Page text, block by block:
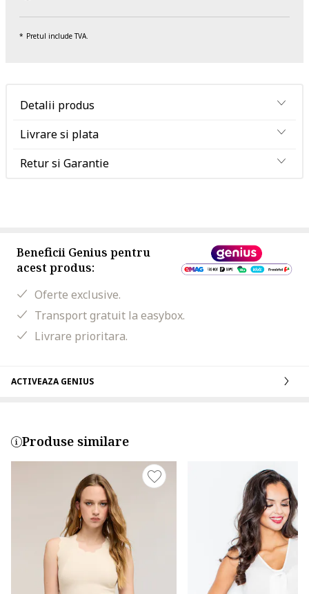
Pretul include TVA.
Detalii produs
Livrare si plata
Retur si Garantie
Beneficii Genius pentru
acest produs:
Oferte exclusive.
Transport gratuit la easybox.
Livrare prioritara.
ACTIVEAZA GENIUS
Produse similare